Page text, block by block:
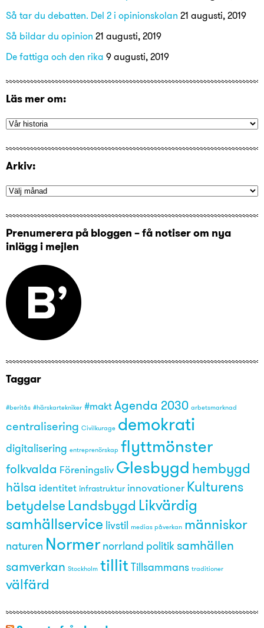
Så tar du debatten. Del 2 i opinionskolan 21 augusti, 2019
Så bildar du opinion 21 augusti, 2019
De fattiga och den rika 9 augusti, 2019
Läs mer om:
Arkiv:
Prenumerera på bloggen – få notiser om nya
inlägg i mejlen
Taggar
#beritås #härskartekniker #makt Agenda 2030 arbetsmarknad
centralisering Civilkurage demokrati
digitalisering entreprenörskap flyttmönster
folkvalda Föreningsliv Glesbygd hembygd
hälsa identitet infrastruktur innovationer Kulturens
betydelse Landsbygd Likvärdig
samhällservice livstil medias påverkan människor
naturen Normer norrland politik samhällen
samverkan Stockholm tillitTillsammans traditioner
välfärd